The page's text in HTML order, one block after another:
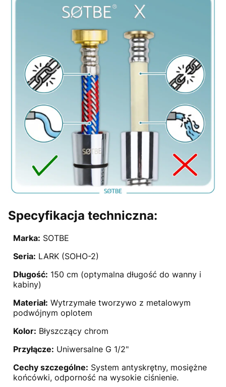
Specyfikacja techniczna:
Marka: SOTBE
Seria: LARK (SOHO-2)
Długość: 150 cm (optymalna długość do wanny i
kabiny)
Materiał: Wytrzymałe tworzywo z metalowym
podwójnym oplotem
Kolor: Błyszczący chrom
Przyłącze: Uniwersalne G 1/2"
Cechy szczególne: System antyskrętny, mosiężne
końcówki, odporność na wysokie ciśnienie.